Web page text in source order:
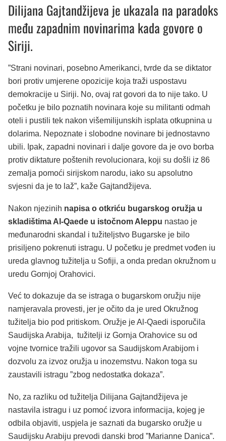
Dilijana Gajtandžijeva je ukazala na paradoks
među zapadnim novinarima kada govore o
Siriji.
”Strani novinari, posebno Amerikanci, tvrde da se diktator
bori protiv umjerene opozicije koja traži uspostavu
demokracije u Siriji. No, ovaj rat govori da to nije tako. U
početku je bilo poznatih novinara koje su militanti odmah
oteli i pustili tek nakon višemilijunskih isplata otkupnina u
dolarima. Nepoznate i slobodne novinare bi jednostavno
ubili. Ipak, zapadni novinari i dalje govore da je ovo borba
protiv diktature poštenih revolucionara, koji su došli iz 86
zemalja pomoći sirijskom narodu, iako su apsolutno
svjesni da je to laž”, kaže Gajtandžijeva.
Nakon njezinih napisa o otkriću bugarskog oružja u
skladištima Al-Qaede u istočnom Aleppu nastao je
međunarodni skandal i tužiteljstvo Bugarske je bilo
prisiljeno pokrenuti istragu. U početku je predmet vođen iu
ureda glavnog tužitelja u Sofiji, a onda predan okružnom u
uredu Gornjoj Orahovici.
Već to dokazuje da se istraga o bugarskom oružju nije
namjeravala provesti, jer je očito da je ured Okružnog
tužitelja bio pod pritiskom. Oružje je Al-Qaedi isporučila
Saudijska Arabija, tužitelji iz Gornja Orahovice su od
vojne tvornice tražili ugovor sa Saudijskom Arabijom i
dozvolu za izvoz oružja u inozemstvu. Nakon toga su
zaustavili istragu ”zbog nedostatka dokaza”.
No, za razliku od tužitelja Dilijana Gajtandžijeva je
nastavila istragu i uz pomoć izvora informacija, kojeg je
odbila objaviti, uspjela je saznati da bugarsko oružje u
Saudijsku Arabiju prevodi danski brod ”Marianne Danica”.